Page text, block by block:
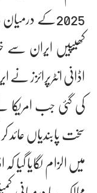
2025کے
کھیپیں ایران سے
اڈانی انٹرپرائزز
کی گئی جب
سخت پابندیاں
میں الزام لگایا گیا